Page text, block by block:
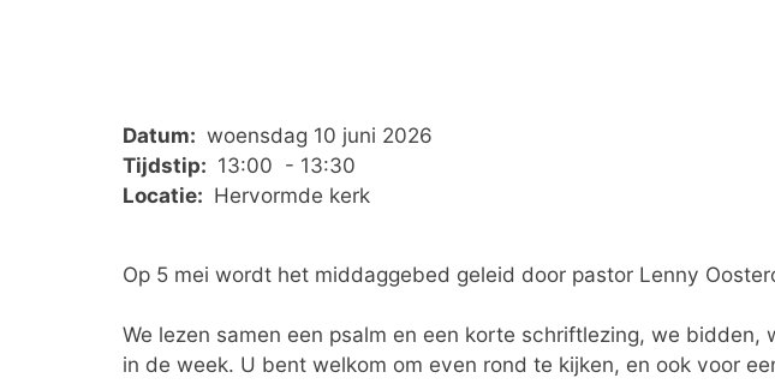
Datum: woensdag 10 juni 2026
Tijdstip: 13:00 - 13:30
Locatie: Hervormde kerk
Op 5 mei wordt het middaggebed geleid door pastor Lenny
We lezen samen een psalm en een korte schriftlezing, we
in de week. U bent welkom om even rond te kijken, en ook voor